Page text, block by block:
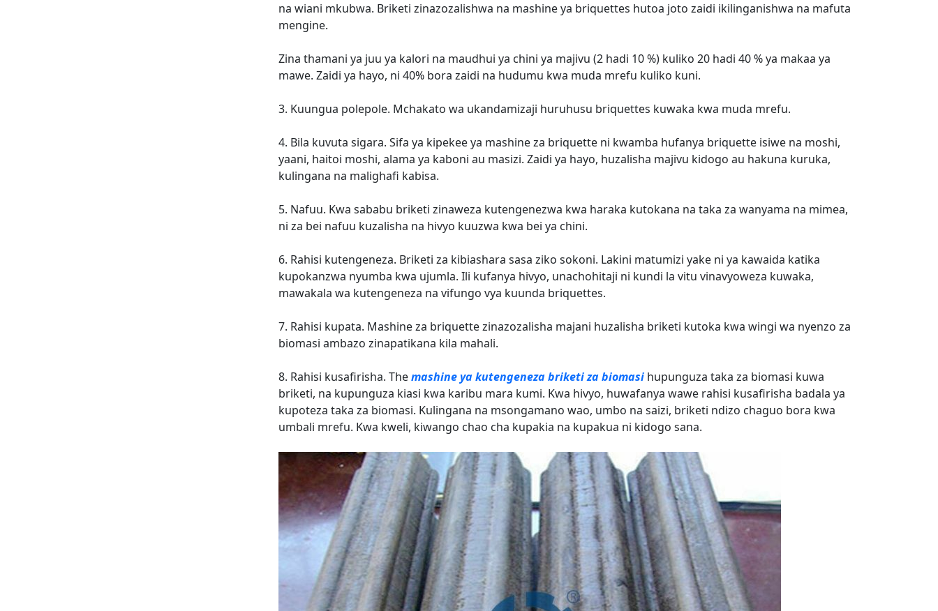
na wiani mkubwa. Briketi zinazozalishwa na mashine ya briquettes hutoa joto zaidi ikilinganishwa na mafuta
mengine.
Zina thamani ya juu ya kalori na maudhui ya chini ya majivu (2 hadi 10 %) kuliko 20 hadi 40 % ya makaa ya
mawe. Zaidi ya hayo, ni 40% bora zaidi na hudumu kwa muda mrefu kuliko kuni.
3. Kuungua polepole. Mchakato wa ukandamizaji huruhusu briquettes kuwaka kwa muda mrefu.
4. Bila kuvuta sigara. Sifa ya kipekee ya mashine za briquette ni kwamba hufanya briquette isiwe na moshi,
yaani, haitoi moshi, alama ya kaboni au masizi. Zaidi ya hayo, huzalisha majivu kidogo au hakuna kuruka,
kulingana na malighafi kabisa.
5. Nafuu. Kwa sababu briketi zinaweza kutengenezwa kwa haraka kutokana na taka za wanyama na mimea,
ni za bei nafuu kuzalisha na hivyo kuuzwa kwa bei ya chini.
6. Rahisi kutengeneza. Briketi za kibiashara sasa ziko sokoni. Lakini matumizi yake ni ya kawaida katika
kupokanzwa nyumba kwa ujumla. Ili kufanya hivyo, unachohitaji ni kundi la vitu vinavyoweza kuwaka,
mawakala wa kutengeneza na vifungo vya kuunda briquettes.
7. Rahisi kupata. Mashine za briquette zinazozalisha majani huzalisha briketi kutoka kwa wingi wa nyenzo za
biomasi ambazo zinapatikana kila mahali.
8. Rahisi kusafirisha. Themashine ya kutengeneza briketi za biomasi hupunguza taka za biomasi kuwa
briketi, na kupunguza kiasi kwa karibu mara kumi. Kwa hivyo, huwafanya wawe rahisi kusafirisha badala ya
kupoteza taka za biomasi. Kulingana na msongamano wao, umbo na saizi, briketi ndizo chaguo bora kwa
umbali mrefu. Kwa kweli, kiwango chao cha kupakia na kupakua ni kidogo sana.